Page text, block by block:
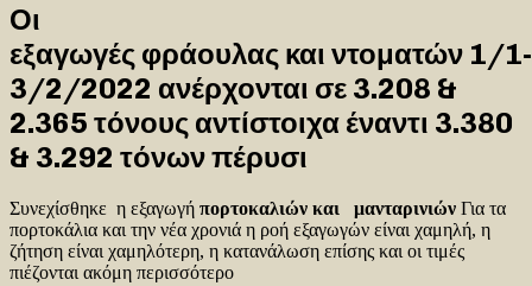
Οι
εξαγωγές φράουλας και ντοματών 1/1-
3/2/2022 ανέρχονται σε 3.208 &
2.365 τόνους αντίστοιχα έναντι 3.380
& 3.292 τόνων πέρυσι
Συνεχίσθηκε η εξαγωγή πορτοκαλιών και μανταρινιών Για τα
πορτοκάλια και την νέα χρονιά η ροή εξαγωγών είναι χαμηλή, η
ζήτηση είναι χαμηλότερη, η κατανάλωση επίσης και οι τιμές
πιέζονται ακόμη περισσότερο